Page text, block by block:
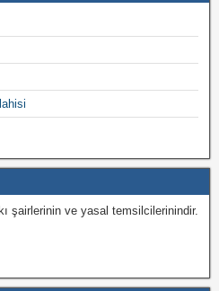
şairlerinin ve yasal temsilcilerinindir.